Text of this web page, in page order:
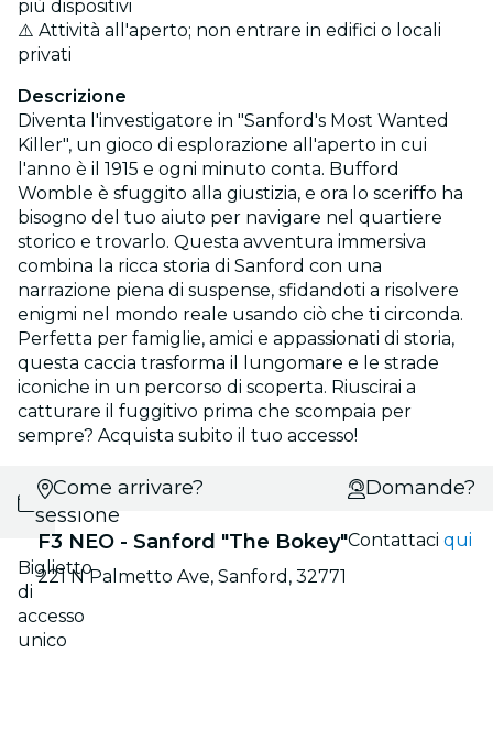
più dispositivi
⚠️ Attività all'aperto; non entrare in edifici o locali
privati
Descrizione
Diventa l'investigatore in "Sanford's Most Wanted
Killer", un gioco di esplorazione all'aperto in cui
l'anno è il 1915 e ogni minuto conta. Bufford
Womble è sfuggito alla giustizia, e ora lo sceriffo ha
bisogno del tuo aiuto per navigare nel quartiere
storico e trovarlo. Questa avventura immersiva
combina la ricca storia di Sanford con una
narrazione piena di suspense, sfidandoti a risolvere
enigmi nel mondo reale usando ciò che ti circonda.
Perfetta per famiglie, amici e appassionati di storia,
questa caccia trasforma il lungomare e le strade
iconiche in un percorso di scoperta. Riuscirai a
catturare il fuggitivo prima che scompaia per
sempre? Acquista subito il tuo accesso!
Seleziona
sessione
Biglietto
di
accesso
unico
Come arrivare?
F3 NEO - Sanford "The Bokey"
221 N Palmetto Ave, Sanford, 32771
Domande?
Contattaciqui